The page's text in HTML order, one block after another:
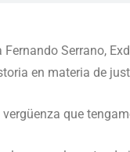
Fernando Serrano,
en materia de
que